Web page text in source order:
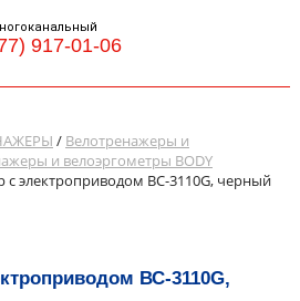
917-01-06
/ Велотренажеры и
и велоэргометры BODY
с электроприводом ВС-3110G, черный
ВС-3110G,